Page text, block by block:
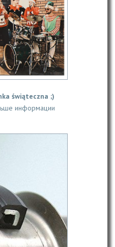
świąteczna ;)
информации